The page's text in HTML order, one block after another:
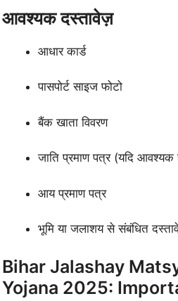
आवश्यक दस्तावेज़
आधार कार्ड
पासपोर्ट साइज फोटो
बैंक खाता विवरण
जाति प्रमाण पत्र (यदि आवश्यक
आय प्रमाण पत्र
भूमि या जलाशय से संबंधित
Bihar Jalashay
Yojana 2025: